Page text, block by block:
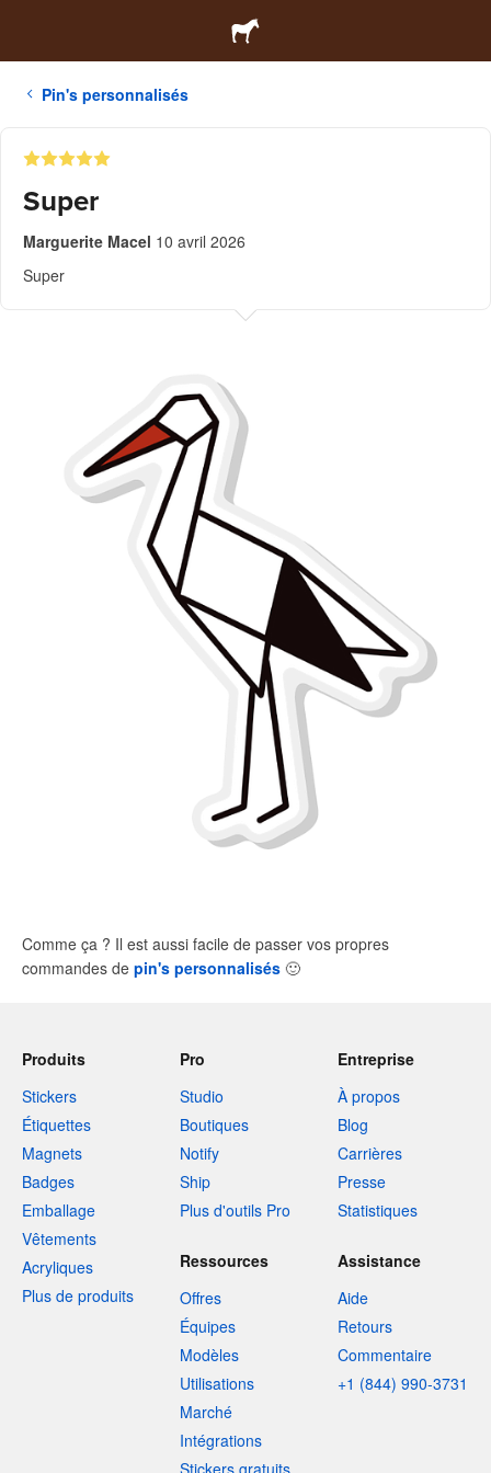
Pin's personnalisés
Super
Marguerite Macel 10 avril 2026
Super
Comme ça ? Il est aussi facile de passer vos propres
commandes de pin's personnalisés 🙂
Produits
Stickers
Étiquettes
Magnets
Badges
Emballage
Vêtements
Acryliques
Plus de produits
Pro
Studio
Boutiques
Notify
Ship
Plus d'outils Pro
Entreprise
À propos
Blog
Carrières
Presse
Statistiques
Ressources
Offres
Équipes
Modèles
Utilisations
Marché
Intégrations
Stickers gratuits
Assistance
Aide
Retours
Commentaire
+1 (844) 990-3731